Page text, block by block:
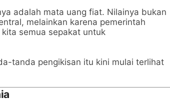
adalah mata uang fiat. Nilainya bukan
melainkan karena pemerintah
semua sepakat untuk
tanda pengikisan itu kini mulai terlihat